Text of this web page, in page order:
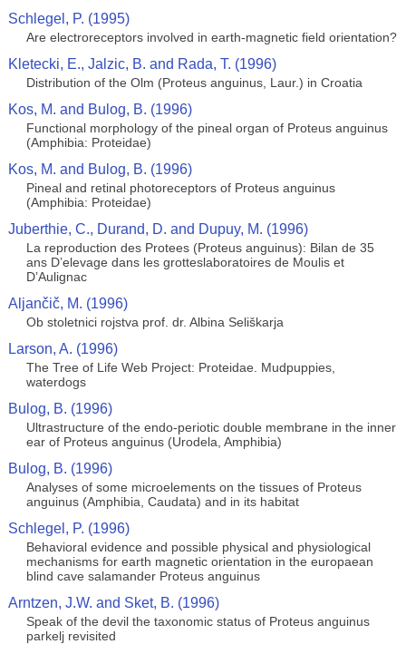
Schlegel, P. (1995)
Are electroreceptors involved in earth-magnetic field orientation?
Kletecki, E., Jalzic, B. and Rada, T. (1996)
Distribution of the Olm (Proteus anguinus, Laur.) in Croatia
Kos, M. and Bulog, B. (1996)
Functional morphology of the pineal organ of Proteus anguinus
(Amphibia: Proteidae)
Kos, M. and Bulog, B. (1996)
Pineal and retinal photoreceptors of Proteus anguinus
(Amphibia: Proteidae)
Juberthie, C., Durand, D. and Dupuy, M. (1996)
La reproduction des Protees (Proteus anguinus): Bilan de 35
ans D’elevage dans les grotteslaboratoires de Moulis et
D’Aulignac
Aljančič, M. (1996)
Ob stoletnici rojstva prof. dr. Albina Seliškarja
Larson, A. (1996)
The Tree of Life Web Project: Proteidae. Mudpuppies,
waterdogs
Bulog, B. (1996)
Ultrastructure of the endo-periotic double membrane in the inner
ear of Proteus anguinus (Urodela, Amphibia)
Bulog, B. (1996)
Analyses of some microelements on the tissues of Proteus
anguinus (Amphibia, Caudata) and in its habitat
Schlegel, P. (1996)
Behavioral evidence and possible physical and physiological
mechanisms for earth magnetic orientation in the europaean
blind cave salamander Proteus anguinus
Arntzen, J.W. and Sket, B. (1996)
Speak of the devil the taxonomic status of Proteus anguinus
parkelj revisited